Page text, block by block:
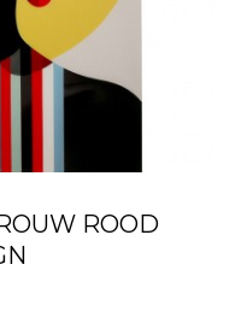
ROOD